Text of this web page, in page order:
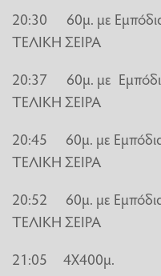
20:30 60μ. με
ΤΕΛΙΚΗ ΣΕΙΡΑ
20:37 60μ. με
ΤΕΛΙΚΗ ΣΕΙΡΑ
20:45 60μ. με
ΤΕΛΙΚΗ ΣΕΙΡΑ
20:52 60μ. με
ΤΕΛΙΚΗ ΣΕΙΡΑ
21:05 4Χ400μ.